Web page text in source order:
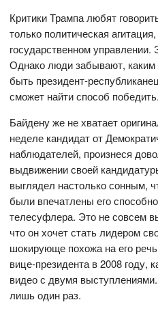
Критики Трампа любят
только политическая
государственном
Однако люди забывают,
быть президент-
сможет найти способ победить.
Байдену же не хватает
неделе кандидат от
наблюдателей, произнеся
выдвижении своей
выглядел настолько сонным,
были впечатлены его
телесуфлера. Это не совсем
что он хочет стать лидером
шокирующе похожа на его
вице-президента в 2008 году,
видео с двумя
лишь один раз.